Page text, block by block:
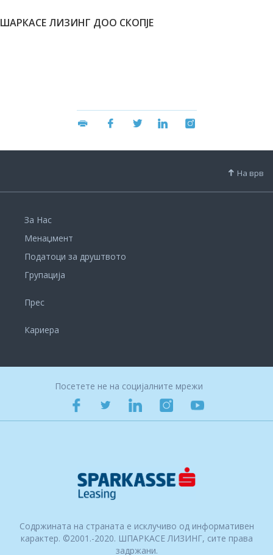
ШАРКАСЕ ЛИЗИНГ ДОО СКОПЈЕ
На врв
За Нас
Менаџмент
Податоци за друштвото
Групација
Прес
Кариера
Посетете не на социјалните мрежи
Содржината на страната е исклучиво од информативен
карактер. ©2001.-2020. ШПАРКАСЕ ЛИЗИНГ, сите права
задржани.